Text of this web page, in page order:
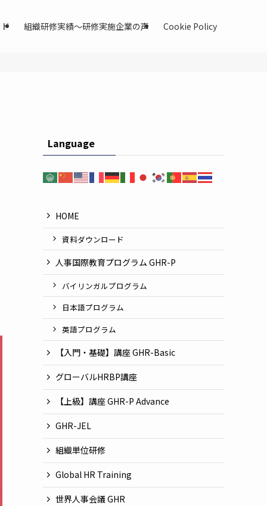
組織研修実績〜研修実施企業の声 Cookie Policy
Language
HOME
資料ダウンロード
人事国際教育プログラム GHR-P
バイリンガルプログラム
日本語プログラム
英語プログラム
【入門・基礎】講座 GHR-Basic
グローバルHRBP講座
【上級】講座 GHR-P Advance
GHR-JEL
組織単位研修
Global HR Training
世界人事会議 GHR